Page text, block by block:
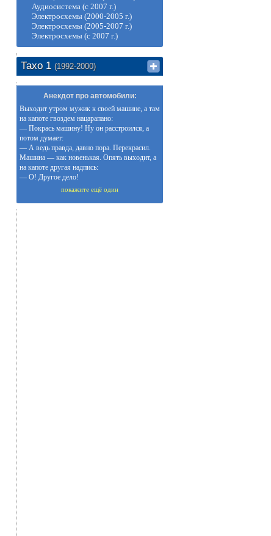
Аудиосистема (с 2007 г.)
Электросхемы (2000-2005 г.)
Электросхемы (2005-2007 г.)
Электросхемы (с 2007 г.)
Тахо 1 (1992-2000)
Анекдот про автомобили:
Выходит утром мужик к своей машине, а там
на капоте гвоздем нацарапано:
— Покрась машину! Ну он расстроился, а
потом думает:
— А ведь правда, давно пора. Перекрасил.
Машина — как новенькая. Опять выходит, а
на капоте другая надпись:
— О! Другое дело!
покажите ещё один